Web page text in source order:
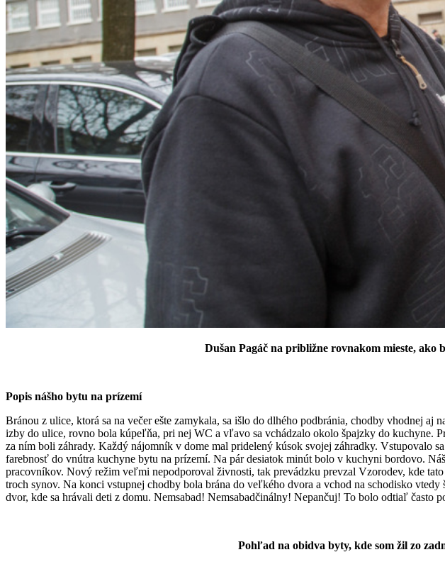
Dušan Pagáč na približne rovnakom mieste,
Popis nášho bytu na prízemí
Bránou z ulice, ktorá sa na večer ešte zamykala, sa išlo do dlhého podbránia, chodby vhodnej
izby do ulice, rovno bola kúpeľňa, pri nej WC a vľavo sa vchádzalo okolo špajzky do kuchyne.
za ním boli záhrady. Každý nájomník v dome mal pridelený kúsok svojej záhradky. Vstupovalo
farebnosť do vnútra kuchyne bytu na prízemí. Na pár desiatok minút bolo v kuchyni bordovo.
pracovníkov. Nový režim veľmi nepodporoval živnosti, tak prevádzku prevzal Vzorodev, kde
troch synov. Na konci vstupnej chodby bola brána do veľkého dvora a vchod na schodisko
dvor, kde sa hrávali deti z domu. Nemsabad! Nemsabadčinálny! Nepančuj! To bolo odtiaľ
Pohľad na obidva byty, kde som žil zo